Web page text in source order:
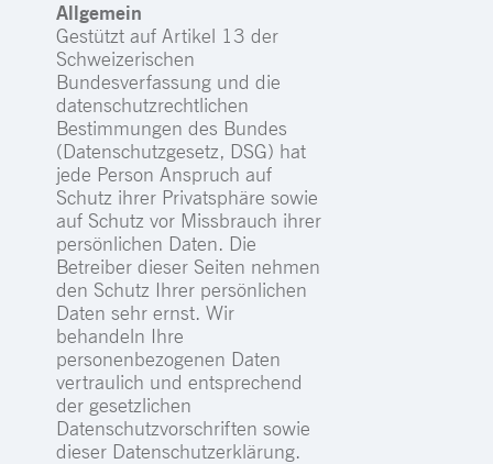
Allgemein
Gestützt auf Artikel 13 der
Schweizerischen
Bundesverfassung und die
datenschutzrechtlichen
Bestimmungen des Bundes
(Datenschutzgesetz, DSG) hat
jede Person Anspruch auf
Schutz ihrer Privatsphäre sowie
auf Schutz vor Missbrauch ihrer
persönlichen Daten. Die
Betreiber dieser Seiten nehmen
den Schutz Ihrer persönlichen
Daten sehr ernst. Wir
behandeln Ihre
personenbezogenen Daten
vertraulich und entsprechend
der gesetzlichen
Datenschutzvorschriften sowie
dieser Datenschutzerklärung.